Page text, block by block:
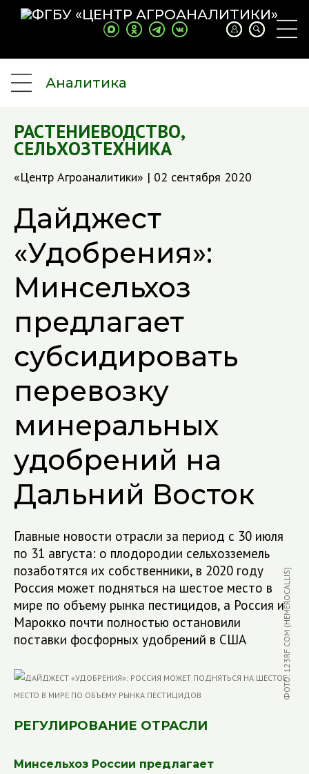
Аналитика
РАСТЕНИЕВОДСТВО,
СЕЛЬХОЗТЕХНИКА
«Центр Агроаналитики» | 02 сентября 2020
Дайджест
«Удобрения»:
Минсельхоз
предлагает
субсидировать
перевозку
минеральных
удобрений на
Дальний Восток
Главные новости отрасли за период с 30 июля
по 31 августа: о плодородии сельхозземель
позаботятся их собственники, в 2020 году
Россия может подняться на шестое место в
мире по объему рынка пестицидов, а Россия и
Марокко почти полностью остановили
поставки фосфорных удобрений в США
ФОТО: 123RF.COM (HEMEROCALLIS)
РЕГУЛИРОВАНИЕ ОТРАСЛИ
Минсельхоз России предлагает